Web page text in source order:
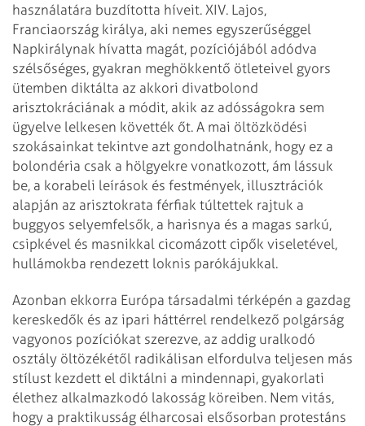
használatára buzdította híveit. XIV. Lajos,
Franciaország királya, aki nemes egyszerűséggel
Napkirálynak hívatta magát, pozíciójából adódva
szélsőséges, gyakran meghökkentő ötleteivel gyors
ütemben diktálta az akkori divatbolond
arisztokráciának a módit, akik az adósságokra sem
ügyelve lelkesen követték őt. A mai öltözködési
szokásainkat tekintve azt gondolhatnánk, hogy ez a
bolondéria csak a hölgyekre vonatkozott, ám lássuk
be, a korabeli leírások és festmények, illusztrációk
alapján az arisztokrata férfiak túltettek rajtuk a
buggyos selyemfelsők, a harisnya és a magas sarkú,
csipkével és masnikkal cicomázott cipők viseletével,
hullámokba rendezett loknis parókájukkal.
Azonban ekkorra Európa társadalmi térképén a gazdag
kereskedők és az ipari háttérrel rendelkező polgárság
vagyonos pozíciókat szerezve, az addig uralkodó
osztály öltözékétől radikálisan elfordulva teljesen más
stílust kezdett el diktálni a mindennapi, gyakorlati
élethez alkalmazkodó lakosság köreiben. Nem vitás,
hogy a praktikusság élharcosai elsősorban protestáns